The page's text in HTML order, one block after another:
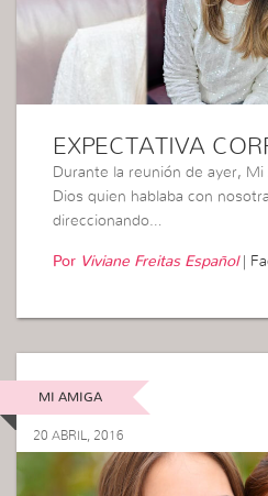
EXPECTATIVA
Durante la reunión de ayer,
Dios quien hablaba con
direccionando…
Por Viviane Freitas Español|
MI AMIGA
20 ABRIL, 2016